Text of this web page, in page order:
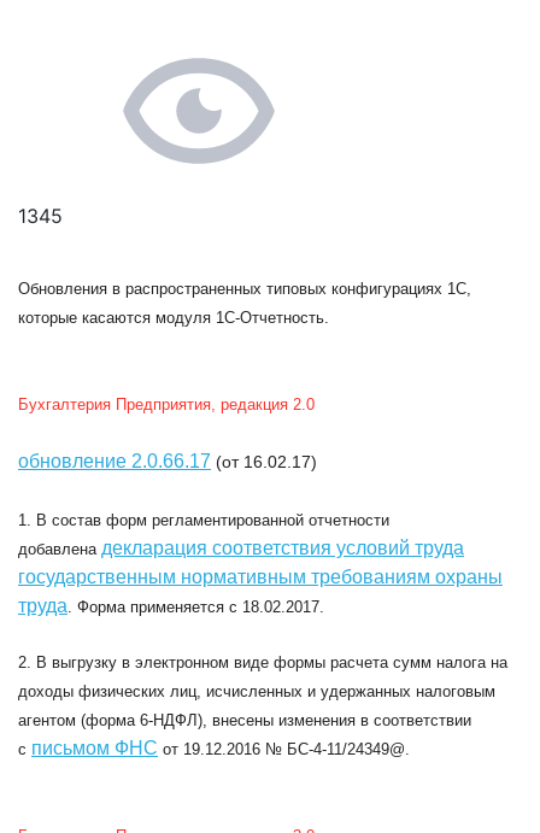
1345
Обновления в распространенных типовых конфигурациях 1C,
которые касаются модуля 1С-Отчетность.
Бухгалтерия Предприятия, редакция 2.0
обновление 2.0.66.17 (от 16.02.17)
1. В состав форм регламентированной отчетности
добавлена декларация соответствия условий труда
государственным нормативным требованиям охраны
труда. Форма применяется с 18.02.2017.
2. В выгрузку в электронном виде формы расчета сумм налога на
доходы физических лиц, исчисленных и удержанных налоговым
агентом (форма 6-НДФЛ), внесены изменения в соответствии
с письмом ФНС от 19.12.2016 № БС-4-11/24349@.